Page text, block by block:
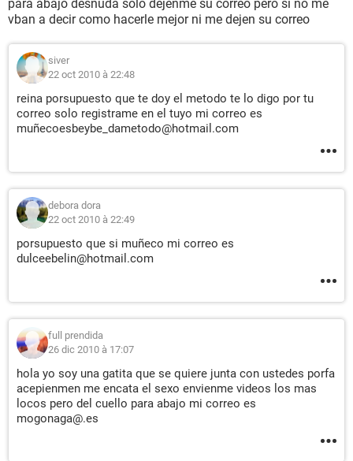
para abajo desnuda solo dejenme su correo pero si no me
vban a decir como hacerle mejor ni me dejen su correo
siver
22 oct 2010 à 22:48
reina porsupuesto que te doy el metodo te lo digo por tu
correo solo registrame en el tuyo mi correo es
muñecoesbeybe_dametodo@hotmail.com
debora dora
22 oct 2010 à 22:49
porsupuesto que si muñeco mi correo es
dulceebelin@hotmail.com
full prendida
26 dic 2010 à 17:07
hola yo soy una gatita que se quiere junta con ustedes porfa
acepienmen me encata el sexo envienme videos los mas
locos pero del cuello para abajo mi correo es
mogonaga@.es